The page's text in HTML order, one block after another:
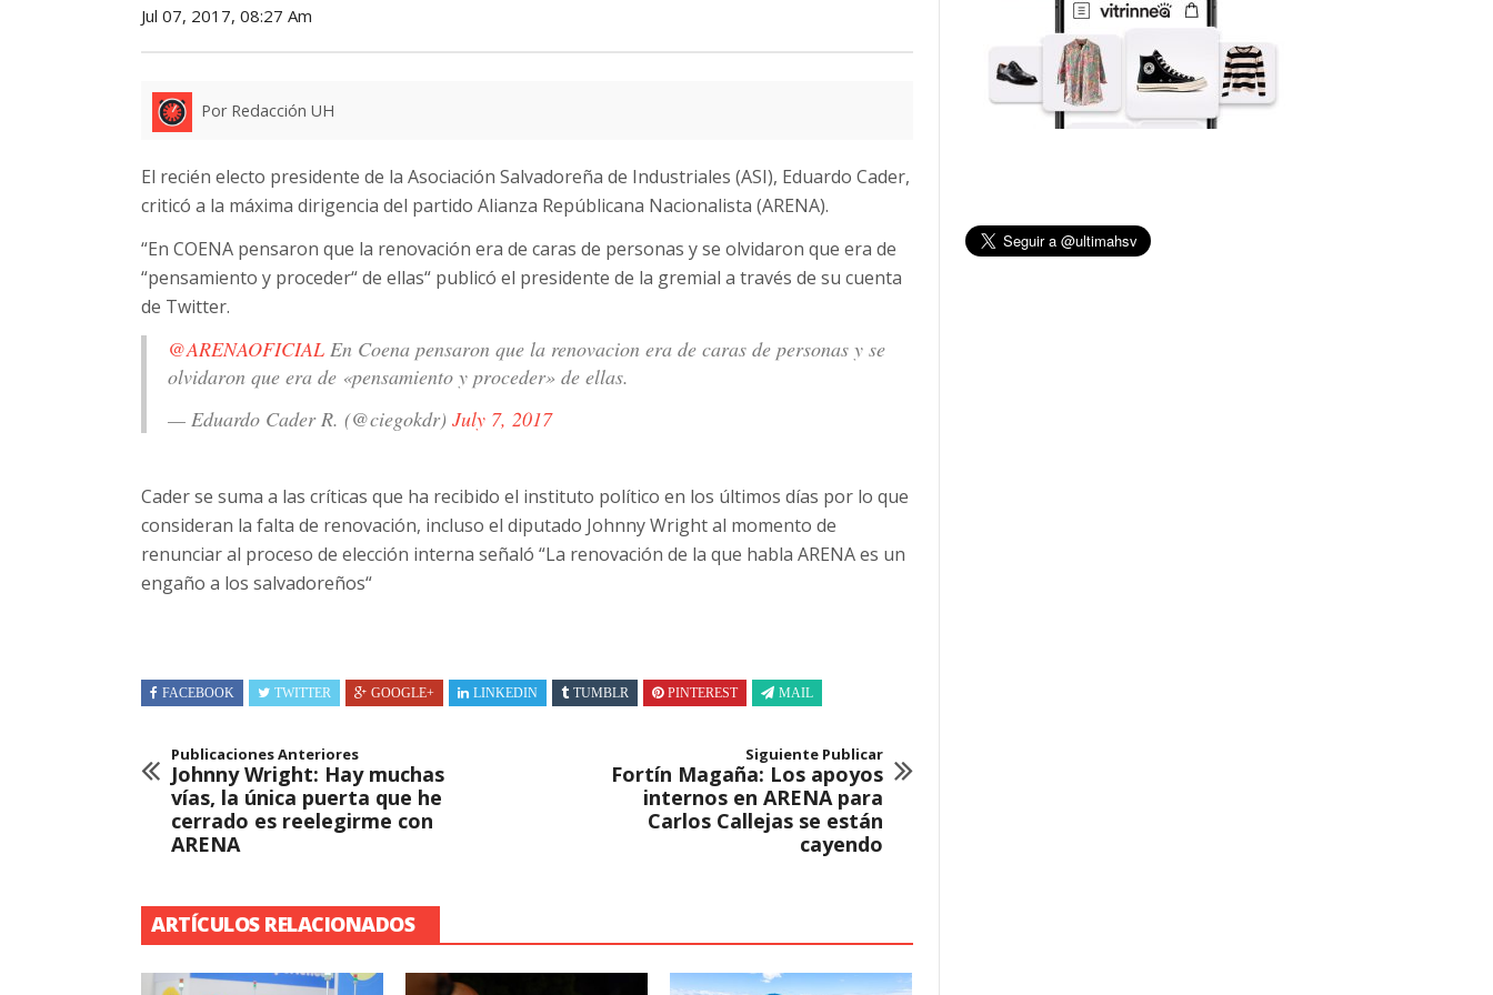
Jul 07, 2017, 08:27 Am
Por Redacción UH
El recién electo presidente de la Asociación Salvadoreña de Industriales (ASI), Eduardo Cader,
criticó a la máxima dirigencia del partido Alianza Repúblicana Nacionalista (ARENA).
“En COENA pensaron que la renovación era de caras de personas y se olvidaron que era de
“pensamiento y proceder“ de ellas“ publicó el presidente de la gremial a través de su cuenta
de Twitter.
@ARENAOFICIAL En Coena pensaron que la renovacion era de caras de personas y se
olvidaron que era de «pensamiento y proceder» de ellas.
— Eduardo Cader R. (@ciegokdr) July 7, 2017
Cader se suma a las críticas que ha recibido el instituto político en los últimos días por lo que
consideran la falta de renovación, incluso el diputado Johnny Wright al momento de
renunciar al proceso de elección interna señaló “La renovación de la que habla ARENA es un
engaño a los salvadoreños“
FACEBOOK TWITTER GOOGLE+ LINKEDIN TUMBLR PINTEREST MAIL
Publicaciones Anteriores
Johnny Wright: Hay muchas
vías, la única puerta que he
cerrado es reelegirme con
ARENA
Siguiente Publicar
Fortín Magaña: Los apoyos
internos en ARENA para
Carlos Callejas se están
cayendo
ARTÍCULOS RELACIONADOS